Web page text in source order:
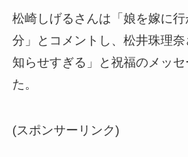
松崎しげるさんは「娘を嫁に
分」とコメントし、松井珠理
知らせすぎる」と祝福のメッ
た。
(スポンサーリンク)